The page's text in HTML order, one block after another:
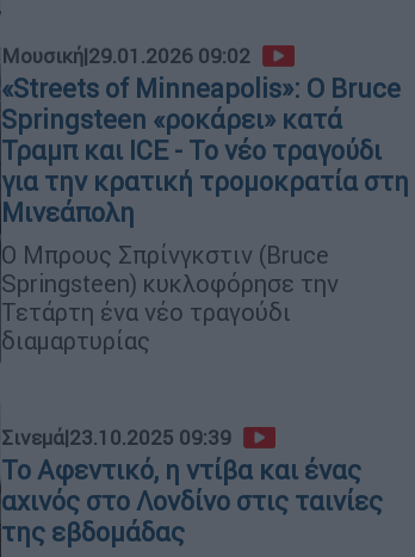
Μουσική|29.01.2026 09:02
«Streets of Minneapolis»: Ο Bruce
Springsteen «ροκάρει» κατά
Τραμπ και ICE - Το νέο τραγούδι
για την κρατική τρομοκρατία στη
Μινεάπολη
Ο Μπρους Σπρίνγκστιν (Bruce
Springsteen) κυκλοφόρησε την
Τετάρτη ένα νέο τραγούδι
διαμαρτυρίας
Σινεμά|23.10.2025 09:39
Το Αφεντικό, η ντίβα και ένας
αχινός στο Λονδίνο στις ταινίες
της εβδομάδας